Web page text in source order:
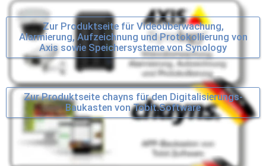
Zur Produktseite für Videoüberwachung,
Alarmierung, Aufzeichnung und Protokollierung von
Axis sowie Speichersysteme von Synology
Zur Produktseite chayns für den Digitalisierungs-
Baukasten von Tobit.Software